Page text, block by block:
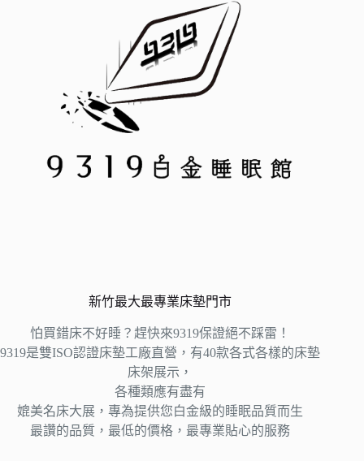
新竹最大最專業床墊門市
怕買錯床不好睡？趕快來9319保證絕不踩雷！
9319是雙ISO認證床墊工廠直營，有40款各式各樣的床墊
床架展示，
各種類應有盡有
媲美名床大展，專為提供您白金級的睡眠品質而生
最讚的品質，最低的價格，最專業貼心的服務